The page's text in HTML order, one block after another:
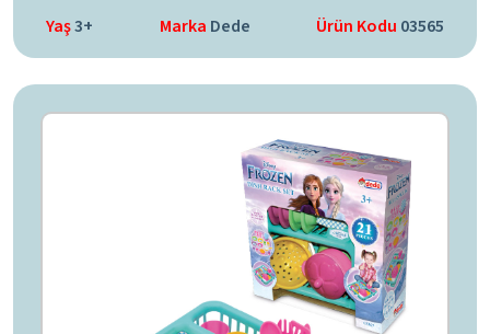
Yaş3+ Marka Dede Ürün Kodu 03565